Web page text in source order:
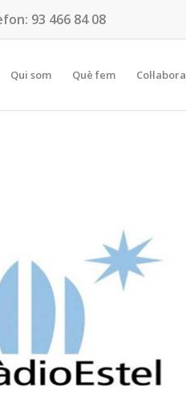
93 466 84 08
Qui som Què fem Col·labora